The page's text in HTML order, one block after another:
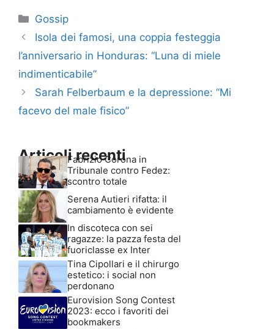
Categorie
Gossip
Isola dei famosi, una coppia festeggia
l’anniversario in Honduras: “Luna di miele
indimenticabile”
Sarah Felberbaum e la depressione: “Mi
facevo del male fisico”
Articoli recenti
Fabrizio Corona in
Tribunale contro Fedez:
scontro totale
Serena Autieri rifatta: il
cambiamento è evidente
In discoteca con sei
ragazze: la pazza festa del
fuoriclasse ex Inter
Tina Cipollari e il chirurgo
estetico: i social non
perdonano
Eurovision Song Contest
2023: ecco i favoriti dei
bookmakers